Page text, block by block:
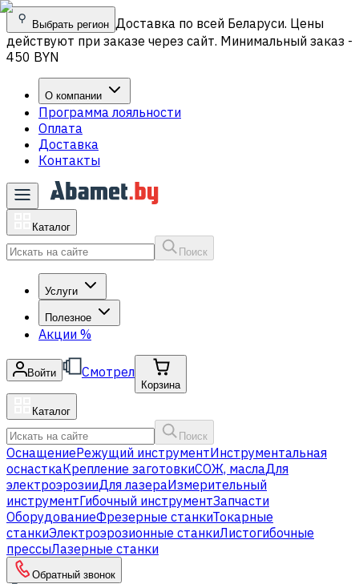
Выбрать регион Доставка по всей Беларуси. Цены
действуют при заказе через сайт. Минимальный заказ -
450 BYN
О компании
Программа лояльности
Оплата
Доставка
Контакты
Каталог
Поиск
Услуги
Полезное
Акции %
Войти Смотрел
Корзина
Каталог
Поиск
ОснащениеРежущий инструментИнструментальная
оснасткаКрепление заготовкиСОЖ, маслаДля
электроэрозииДля лазераИзмерительный
инструментГибочный инструментЗапчасти
ОборудованиеФрезерные станкиТокарные
станкиЭлектроэрозионные станкиЛистогибочные
прессыЛазерные станки
Обратный звонок